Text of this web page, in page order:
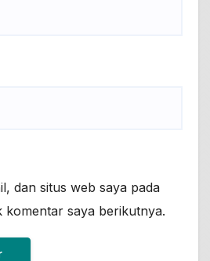
dan situs web saya pada
komentar saya berikutnya.